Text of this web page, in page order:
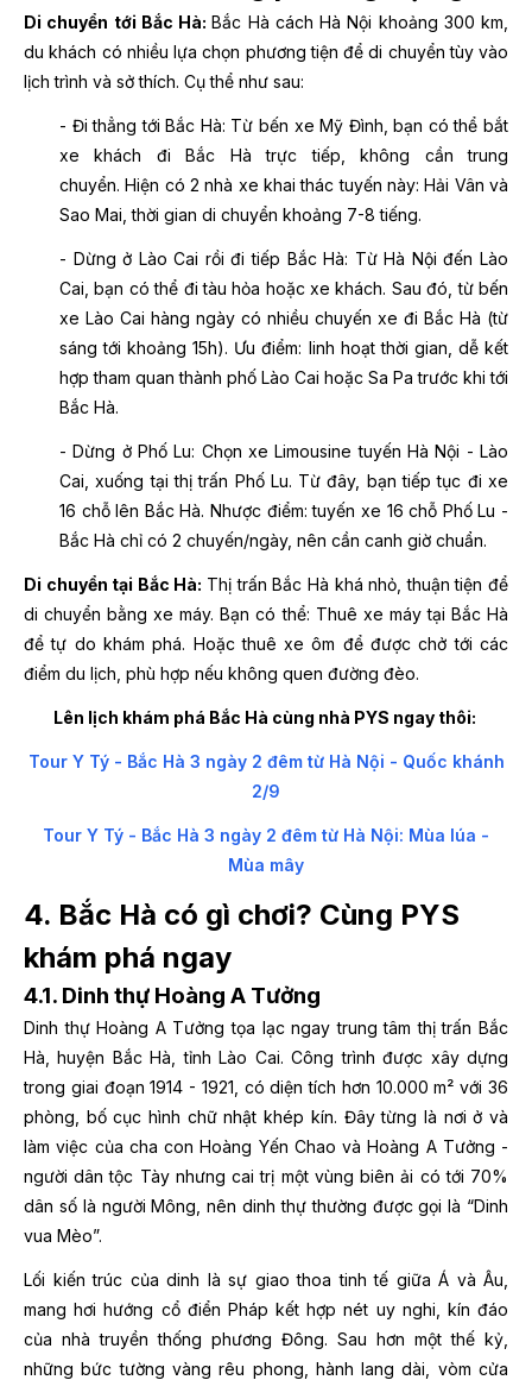
Di chuyển tới Bắc Hà:Bắc Hà cách Hà Nội khoảng 300 km,
du khách có nhiều lựa chọn phương tiện để di chuyển tùy vào
lịch trình và sở thích. Cụ thể như sau:
- Đi thẳng tới Bắc Hà: Từ bến xe Mỹ Đình, bạn có thể bắt
xe khách đi Bắc Hà trực tiếp, không cần trung
chuyển.Hiện có 2 nhà xe khai thác tuyến này: Hải Vân và
Sao Mai, thời gian di chuyển khoảng 7-8 tiếng.
- Dừng ở Lào Cai rồi đi tiếp Bắc Hà: Từ Hà Nội đến Lào
Cai, bạn có thể đi tàu hỏa hoặc xe khách. Sau đó, từ bến
xe Lào Cai hàng ngày có nhiều chuyến xe đi Bắc Hà (từ
sáng tới khoảng 15h). Ưu điểm: linh hoạt thời gian, dễ kết
hợp tham quan thành phố Lào Cai hoặc Sa Pa trước khi tới
Bắc Hà.
- Dừng ở Phố Lu: Chọn xe Limousine tuyến Hà Nội - Lào
Cai, xuống tại thị trấn Phố Lu. Từ đây, bạn tiếp tục đi xe
16 chỗ lên Bắc Hà.Nhược điểm: tuyến xe 16 chỗ Phố Lu -
Bắc Hà chỉ có 2 chuyến/ngày, nên cần canh giờ chuẩn.
Di chuyển tại Bắc Hà: Thị trấn Bắc Hà khá nhỏ, thuận tiện để
di chuyển bằng xe máy.Bạn có thể: Thuê xe máy tại Bắc Hà
để tự do khám phá. Hoặc thuê xe ôm để được chở tới các
điểm du lịch, phù hợp nếu không quen đường đèo.
Lên lịch khám phá Bắc Hà cùng nhà PYS ngay thôi:
Tour Y Tý - Bắc Hà 3 ngày 2 đêm từ Hà Nội - Quốc khánh
2/9
Tour Y Tý - Bắc Hà 3 ngày 2 đêm từ Hà Nội: Mùa lúa -
Mùa mây
4. Bắc Hà có gì chơi? Cùng PYS
khám phá ngay
4.1. Dinh thự Hoàng A Tưởng
Dinh thự Hoàng A Tưởng tọa lạc ngay trung tâm thị trấn Bắc
Hà, huyện Bắc Hà, tỉnh Lào Cai. Công trình được xây dựng
trong giai đoạn 1914 - 1921, có diện tích hơn 10.000 m² với 36
phòng, bố cục hình chữ nhật khép kín. Đây từng là nơi ở và
làm việc của cha con Hoàng Yến Chao và Hoàng A Tưởng -
người dân tộc Tày nhưng cai trị một vùng biên ải có tới 70%
dân số là người Mông, nên dinh thự thường được gọi là “Dinh
vua Mèo”.
Lối kiến trúc của dinh là sự giao thoa tinh tế giữa Á và Âu,
mang hơi hướng cổ điển Pháp kết hợp nét uy nghi, kín đáo
của nhà truyền thống phương Đông. Sau hơn một thế kỷ,
những bức tường vàng rêu phong, hành lang dài, vòm cửa